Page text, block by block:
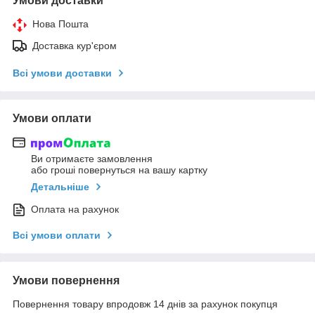
Нова Пошта
Доставка кур'єром
Всі умови доставки
Умови оплати
Ви отримаєте замовлення
або гроші повернуться на вашу картку
Детальніше
Оплата на рахунок
Всі умови оплати
Умови повернення
Повернення товару впродовж 14 днів за рахунок покупця